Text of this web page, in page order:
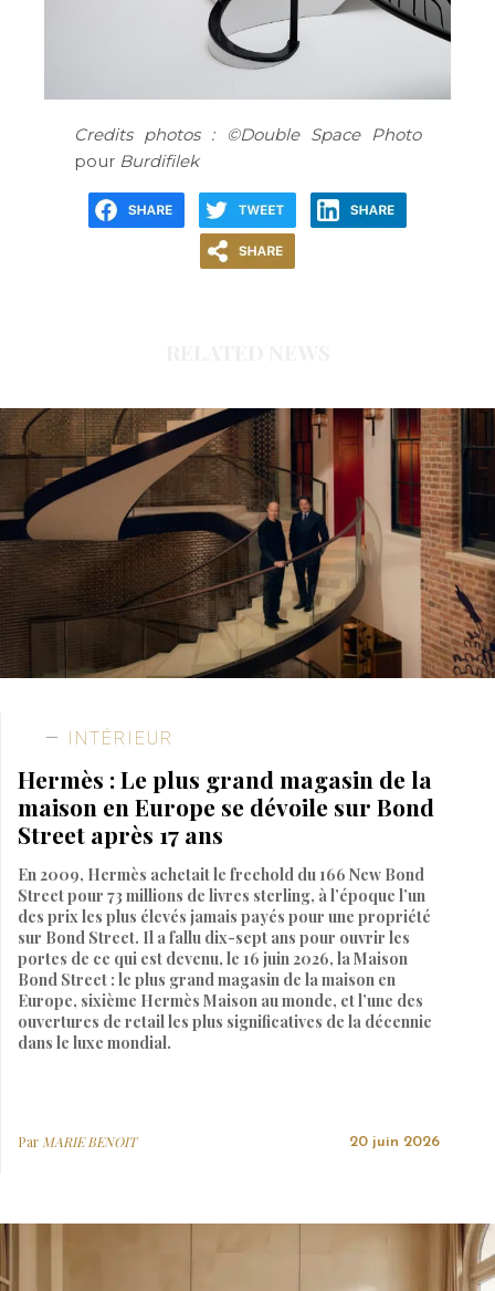
Credits photos : ©Double Space Photo
pour Burdifilek
INTÉRIEUR
Hermès : Le plus grand magasin de la
maison en Europe se dévoile sur Bond
Street après 17 ans
En 2009, Hermès achetait le freehold du 166 New Bond
Street pour 73 millions de livres sterling, à l’époque l’un
des prix les plus élevés jamais payés pour une propriété
sur Bond Street. Il a fallu dix-sept ans pour ouvrir les
portes de ce qui est devenu, le 16 juin 2026, la Maison
Bond Street : le plus grand magasin de la maison en
Europe, sixième Hermès Maison au monde, et l’une des
ouvertures de retail les plus significatives de la décennie
dans le luxe mondial.
Par MARIE BENOIT 20 juin 2026